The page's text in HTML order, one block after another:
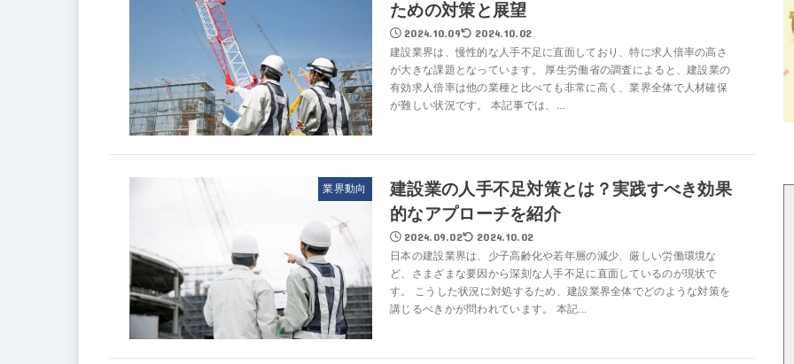
ための対策と展望
2024.10.09 2024.10.02
建設業界は、慢性的な人手不足に直面しており、特に求人倍率の高さ
が大きな課題となっています。 厚生労働省の調査によると、建設業の
有効求人倍率は他の業種と比べても非常に高く、業界全体で人材確保
が難しい状況です。 本記事では、...
業界動向
建設業の人手不足対策とは？実践すべき効果
的なアプローチを紹介
2024.09.02 2024.10.02
日本の建設業界は、少子高齢化や若年層の減少、厳しい労働環境な
ど、さまざまな要因から深刻な人手不足に直面しているのが現状で
す。 こうした状況に対処するため、建設業界全体でどのような対策を
講じるべきかが問われています。 本記...